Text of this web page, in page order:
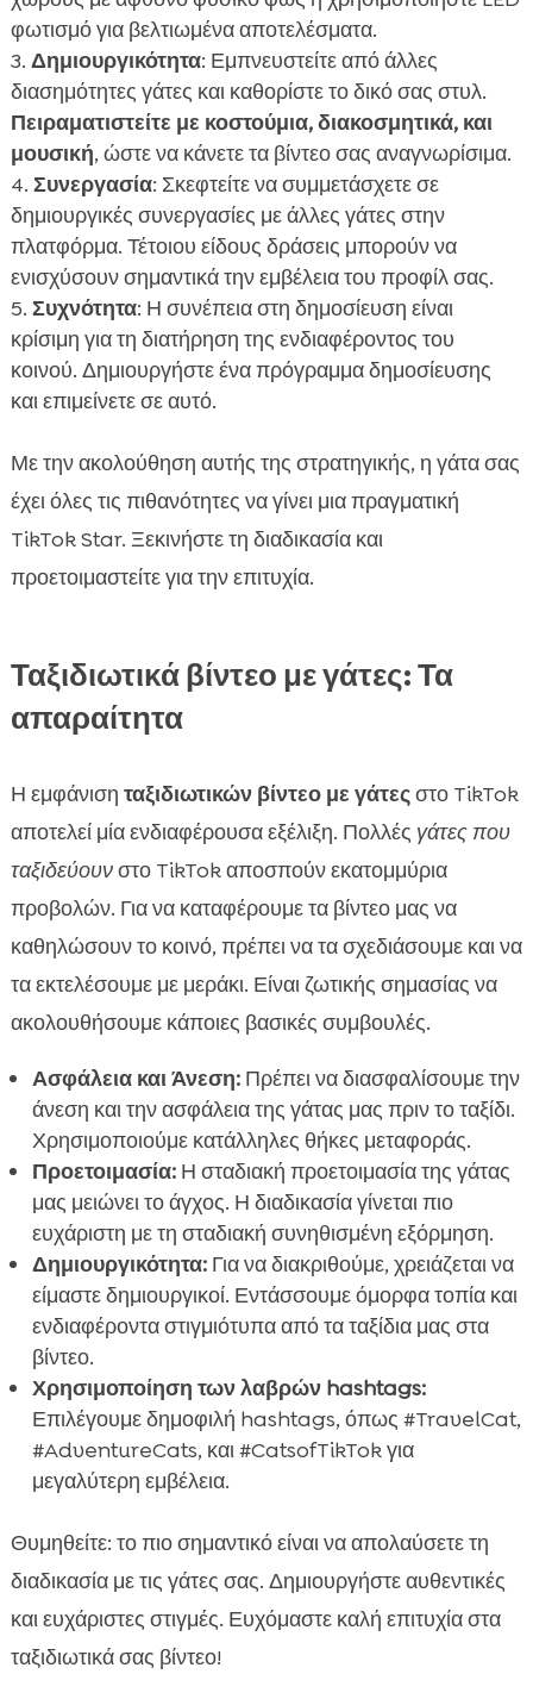
φωτισμό για βελτιωμένα αποτελέσματα.
Δημιουργικότητα: Εμπνευστείτε από άλλες
διασημότητες γάτες και καθορίστε το δικό σας στυλ.
Πειραματιστείτε με κοστούμια, διακοσμητικά, και
μουσική, ώστε να κάνετε τα βίντεο σας αναγνωρίσιμα.
Συνεργασία: Σκεφτείτε να συμμετάσχετε σε
δημιουργικές συνεργασίες με άλλες γάτες στην
πλατφόρμα. Τέτοιου είδους δράσεις μπορούν να
ενισχύσουν σημαντικά την εμβέλεια του προφίλ σας.
Συχνότητα: Η συνέπεια στη δημοσίευση είναι
κρίσιμη για τη διατήρηση της ενδιαφέροντος του
κοινού. Δημιουργήστε ένα πρόγραμμα δημοσίευσης
και επιμείνετε σε αυτό.
Με την ακολούθηση αυτής της στρατηγικής, η γάτα σας
έχει όλες τις πιθανότητες να γίνει μια πραγματική
TikTok Star. Ξεκινήστε τη διαδικασία και
προετοιμαστείτε για την επιτυχία.
Ταξιδιωτικά βίντεο με γάτες: Τα
απαραίτητα
Η εμφάνιση ταξιδιωτικών βίντεο με γάτεςστο TikTok
αποτελεί μία ενδιαφέρουσα εξέλιξη. Πολλές γάτες που
ταξιδεύουνστο TikTok αποσπούν εκατομμύρια
προβολών. Για να καταφέρουμε τα βίντεο μας να
καθηλώσουν το κοινό, πρέπει να τα σχεδιάσουμε και να
τα εκτελέσουμε με μεράκι. Είναι ζωτικής σημασίας να
ακολουθήσουμε κάποιες βασικές συμβουλές.
Ασφάλεια και Άνεση:Πρέπει να διασφαλίσουμε την
άνεση και την ασφάλεια της γάτας μας πριν το ταξίδι.
Χρησιμοποιούμε κατάλληλες θήκες μεταφοράς.
Προετοιμασία:Η σταδιακή προετοιμασία της γάτας
μας μειώνει το άγχος. Η διαδικασία γίνεται πιο
ευχάριστη με τη σταδιακή συνηθισμένη εξόρμηση.
Δημιουργικότητα:Για να διακριθούμε, χρειάζεται να
είμαστε δημιουργικοί. Εντάσσουμε όμορφα τοπία και
ενδιαφέροντα στιγμιότυπα από τα ταξίδια μας στα
βίντεο.
Χρησιμοποίηση των λαβρών hashtags:
Επιλέγουμε δημοφιλή hashtags, όπως #TravelCat,
#AdventureCats, και #CatsofTikTok για
μεγαλύτερη εμβέλεια.
Θυμηθείτε: το πιο σημαντικό είναι να απολαύσετε τη
διαδικασία με τις γάτες σας. Δημιουργήστε αυθεντικές
και ευχάριστες στιγμές. Ευχόμαστε καλή επιτυχία στα
ταξιδιωτικά σας βίντεο!